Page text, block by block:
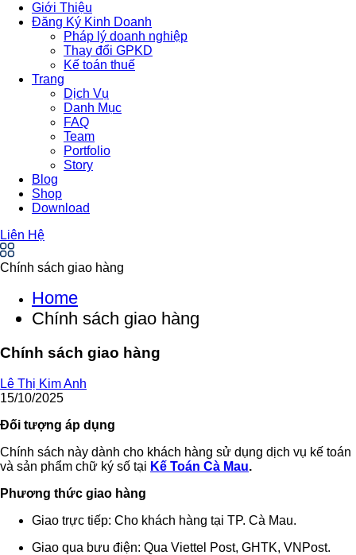
Giới Thiệu
Đăng Ký Kinh Doanh
Pháp lý doanh nghiệp
Thay đổi GPKD
Kế toán thuế
Trang
Dịch Vụ
Danh Mục
FAQ
Team
Portfolio
Story
Blog
Shop
Download
Liên Hệ
Chính sách giao hàng
Home
Chính sách giao hàng
Chính sách giao hàng
Lê Thị Kim Anh
15/10/2025
Đối tượng áp dụng
Chính sách này dành cho khách hàng sử dụng dịch vụ kế toán
và sản phẩm chữ ký số tại Kế Toán Cà Mau.
Phương thức giao hàng
Giao trực tiếp: Cho khách hàng tại TP. Cà Mau.
Giao qua bưu điện: Qua Viettel Post, GHTK, VNPost.